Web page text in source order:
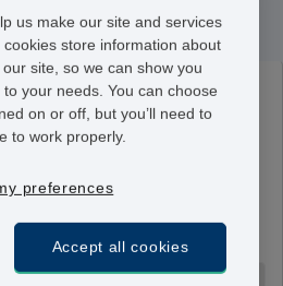
Levonorgestrel
75 µg; 30 µg/ 125 µg
weiße mit 75/40µg und 10
us make our site and services
store information about
site, so we can show you
to your needs. You can choose
on or off, but you’ll need to
to work properly.
preferences
Accept all cookies